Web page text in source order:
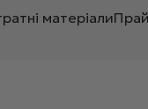
матеріали